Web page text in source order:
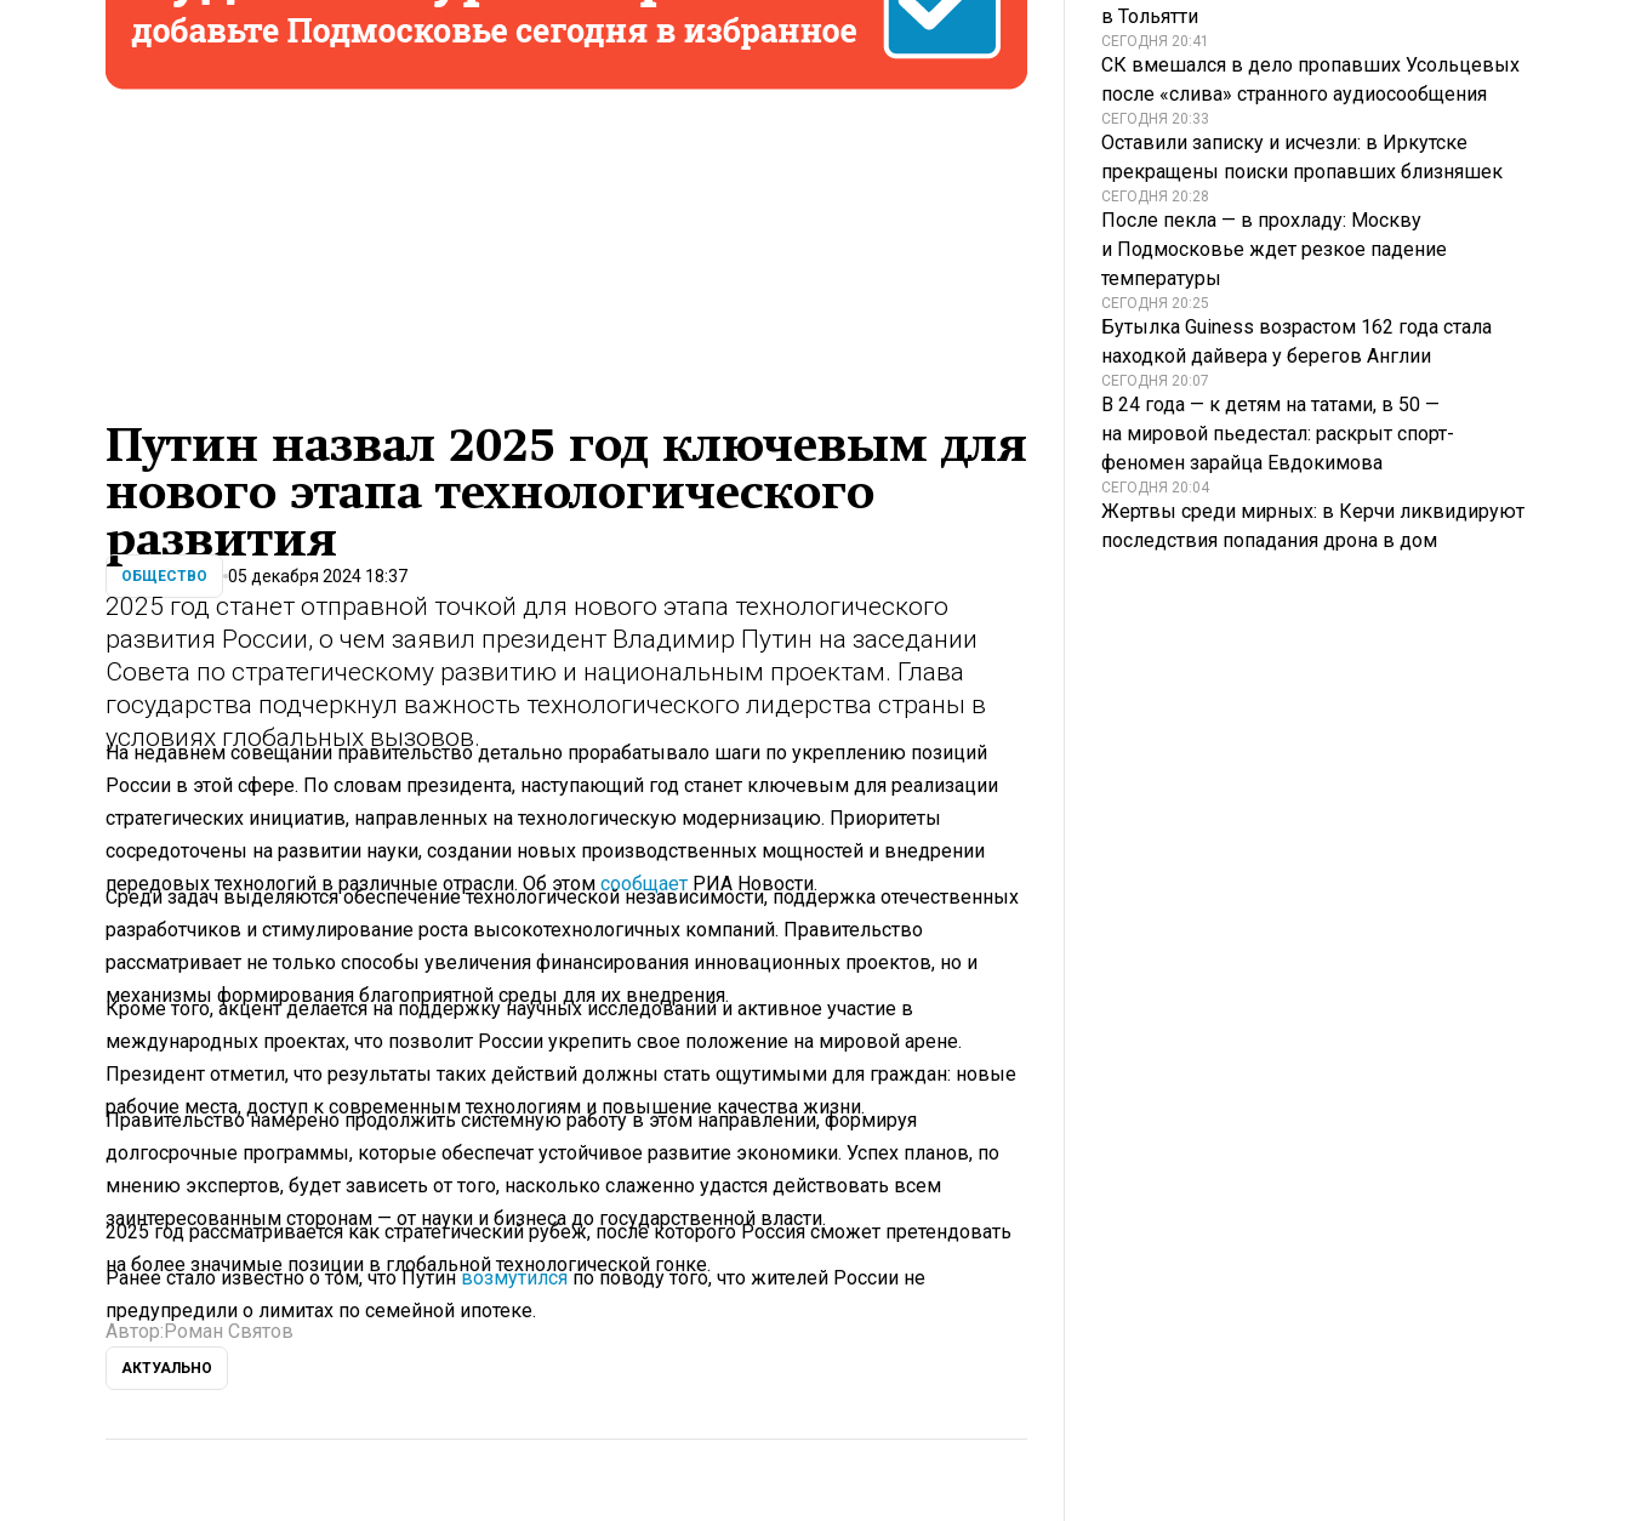
Путин назвал 2025 год ключевым для
нового этапа технологического
развития
ОБЩЕСТВО 05 декабря 2024 18:37
2025 год станет отправной точкой для нового этапа технологического
развития России, о чем заявил президент Владимир Путин на заседании
Совета по стратегическому развитию и национальным проектам. Глава
государства подчеркнул важность технологического лидерства страны в
условиях глобальных вызовов.
На недавнем совещании правительство детально прорабатывало шаги по укреплению позиций
России в этой сфере. По словам президента, наступающий год станет ключевым для реализации
стратегических инициатив, направленных на технологическую модернизацию. Приоритеты
сосредоточены на развитии науки, создании новых производственных мощностей и внедрении
передовых технологий в различные отрасли. Об этом сообщает РИА Новости.
Среди задач выделяются обеспечение технологической независимости, поддержка отечественных
разработчиков и стимулирование роста высокотехнологичных компаний. Правительство
рассматривает не только способы увеличения финансирования инновационных проектов, но и
механизмы формирования благоприятной среды для их внедрения.
Кроме того, акцент делается на поддержку научных исследований и активное участие в
международных проектах, что позволит России укрепить свое положение на мировой арене.
Президент отметил, что результаты таких действий должны стать ощутимыми для граждан: новые
рабочие места, доступ к современным технологиям и повышение качества жизни.
Правительство намерено продолжить системную работу в этом направлении, формируя
долгосрочные программы, которые обеспечат устойчивое развитие экономики. Успех планов, по
мнению экспертов, будет зависеть от того, насколько слаженно удастся действовать всем
заинтересованным сторонам — от науки и бизнеса до государственной власти.
2025 год рассматривается как стратегический рубеж, после которого Россия сможет претендовать
на более значимые позиции в глобальной технологической гонке.
Ранее стало известно о том, что Путинвозмутилсяпо поводу того, что жителей России не
предупредили о лимитах по семейной ипотеке.
Автор: Роман Святов
АКТУАЛЬНО
в Тольятти
СЕГОДНЯ 20:41
СК вмешался в дело пропавших Усольцевых
после «слива» странного аудиосообщения
СЕГОДНЯ 20:33
Оставили записку и исчезли: в Иркутске
прекращены поиски пропавших близняшек
СЕГОДНЯ 20:28
После пекла — в прохладу: Москву
и Подмосковье ждет резкое падение
температуры
СЕГОДНЯ 20:25
Бутылка Guiness возрастом 162 года стала
находкой дайвера у берегов Англии
СЕГОДНЯ 20:07
В 24 года — к детям на татами, в 50 —
на мировой пьедестал: раскрыт спорт-
феномен зарайца Евдокимова
СЕГОДНЯ 20:04
Жертвы среди мирных: в Керчи ликвидируют
последствия попадания дрона в дом